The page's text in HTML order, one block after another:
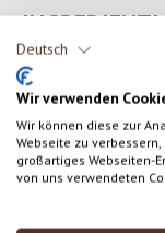
Deutsch
Wir verwenden
Wir können diese zur
Webseite zu
großartiges Webseiten-
von uns verwendeten
INGREDIENTI
aceto di mele*
*da agricoltura